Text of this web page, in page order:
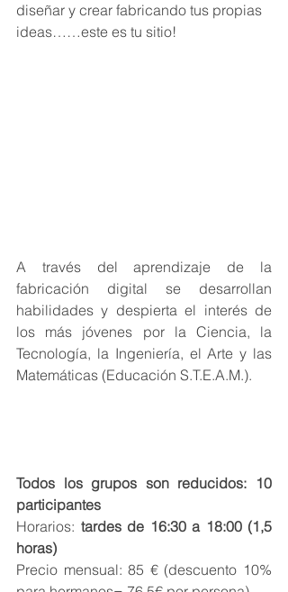
diseñar y crear fabricando tus propias
ideas……este es tu sitio!
A través del aprendizaje de la
fabricación digital se desarrollan
habilidades y despierta el interés de
los más jóvenes por la Ciencia, la
Tecnología, la Ingeniería, el Arte y las
Matemáticas (Educación S.T.E.A.M.).
Todos los grupos son reducidos: 10
participantes
Horarios: tardes de 16:30 a 18:00 (1,5
horas)
Precio mensual: 85 € (descuento 10%